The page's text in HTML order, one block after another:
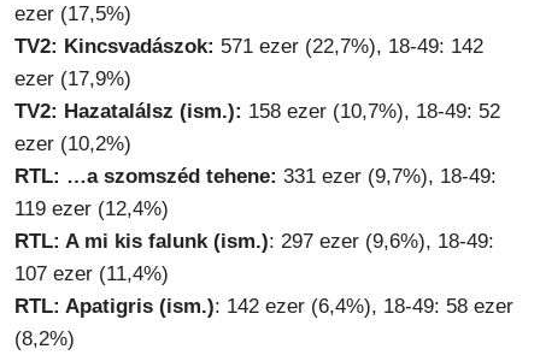
ezer (17,5%)
TV2: Kincsvadászok: 571 ezer (22,7%), 18-49: 142
ezer (17,9%)
TV2: Hazatalálsz (ism.): 158 ezer (10,7%), 18-49: 52
ezer (10,2%)
RTL: …a szomszéd tehene: 331 ezer (9,7%), 18-49:
119 ezer (12,4%)
RTL: A mi kis falunk (ism.): 297 ezer (9,6%), 18-49:
107 ezer (11,4%)
RTL: Apatigris (ism.): 142 ezer (6,4%), 18-49: 58 ezer
(8,2%)